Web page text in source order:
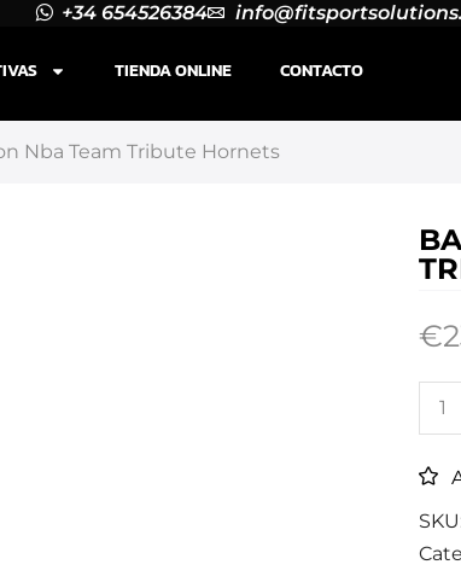
+34 654526384
TIENDA ONLINE CONTACTO
Nba Team Tribute Hornets
€